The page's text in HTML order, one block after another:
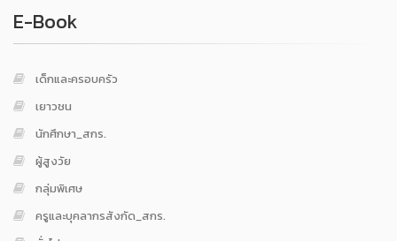
E-Book
เด็กและครอบครัว
เยาวชน
นักศึกษา_สกร.
ผู้สูงวัย
กลุ่มพิเศษ
ครูและบุคลากรสังกัด_สกร.